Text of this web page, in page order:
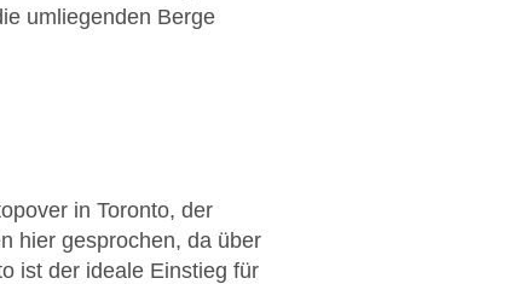
umliegenden Berge
in Toronto, der
hier gesprochen, da über
ist der ideale Einstieg für